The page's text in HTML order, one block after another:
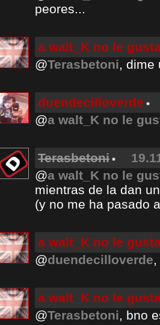
peores...
a walt_K no le
@Terasbetoni, dime
duendecilloverde
@a walt_K no le
Terasbetoni
@a walt_K no le
mientras de la dan
(y no me ha pasado
a walt_K no le
@duendecilloverde
a walt_K no le
@Terasbetoni, bno